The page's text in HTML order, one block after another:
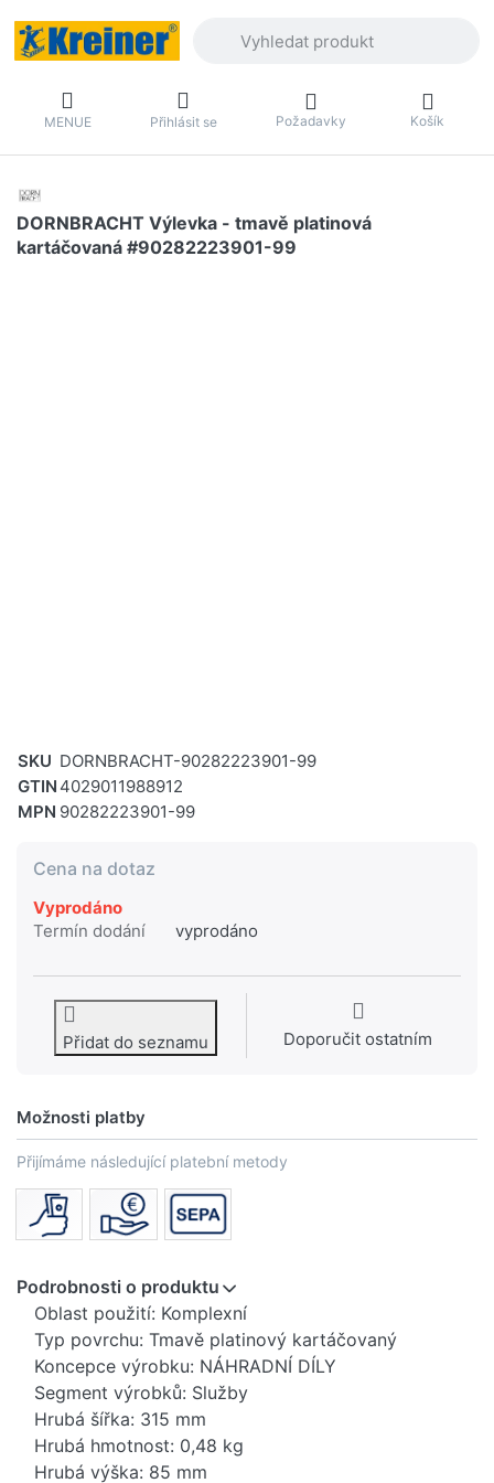
MENUE Přihlásit se Požadavky Košík
DORNBRACHT Výlevka - tmavě platinová
kartáčovaná #90282223901-99
SKU DORNBRACHT-90282223901-99
GTIN 4029011988912
MPN 90282223901-99
Cena na dotaz
Vyprodáno
Termín dodání
vyprodáno
Přidat do seznamu Doporučit ostatním
Možnosti platby
Přijímáme následující platební metody
Podrobnosti o produktu
Oblast použití: Komplexní
Typ povrchu: Tmavě platinový kartáčovaný
Koncepce výrobku: NÁHRADNÍ DÍLY
Segment výrobků: Služby
Hrubá šířka: 315 mm
Hrubá hmotnost: 0,48 kg
Hrubá výška: 85 mm